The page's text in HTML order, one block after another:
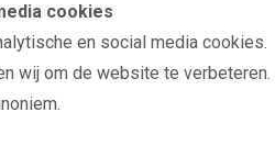
cookies
en social media cookies.
wij om de website te verbeteren.
stal met zonlicht
Door
Veelal